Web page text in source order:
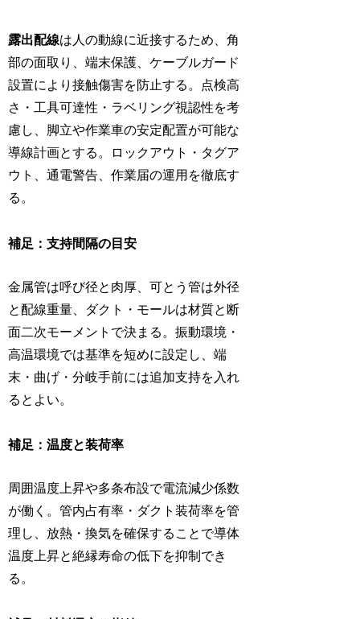
露出配線は人の動線に近接するため、角
部の面取り、端末保護、ケーブルガード
設置により接触傷害を防止する。点検高
さ・工具可達性・ラベリング視認性を考
慮し、脚立や作業車の安定配置が可能な
導線計画とする。ロックアウト・タグア
ウト、通電警告、作業届の運用を徹底す
る。
補足：支持間隔の目安
金属管は呼び径と肉厚、可とう管は外径
と配線重量、ダクト・モールは材質と断
面二次モーメントで決まる。振動環境・
高温環境では基準を短めに設定し、端
末・曲げ・分岐手前には追加支持を入れ
るとよい。
補足：温度と装荷率
周囲温度上昇や多条布設で電流減少係数
が働く。管内占有率・ダクト装荷率を管
理し、放熱・換気を確保することで導体
温度上昇と絶縁寿命の低下を抑制でき
る。